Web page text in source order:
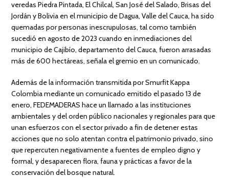
veredas Piedra Pintada, El Chilcal, San José del Salado, Brisas del
Jordán y Bolivia en el municipio de Dagua, Valle del Cauca, ha sido
quemadas por personas inescrupulosas, tal como también
sucedió en agosto de 2023 cuando en inmediaciones del
municipio de Cajibío, departamento del Cauca, fueron arrasadas
más de 600 hectáreas, señala el gremio en un comunicado.
Además de la información transmitida por Smurfit Kappa
Colombia mediante un comunicado emitido el pasado 13 de
enero, FEDEMADERAS hace un llamado a las instituciones
ambientales y del orden público nacionales y regionales para que
unan esfuerzos con el sector privado a fin de detener estas
acciones que no solo atentan contra el patrimonio privado, sino
que repercuten negativamente a fuentes de empleo digno y
formal, y desaparecen flora, fauna y prácticas a favor de la
conservación del bosque natural.